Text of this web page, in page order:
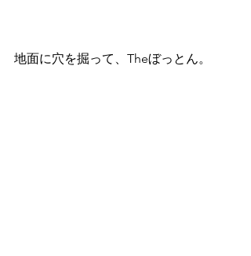
地面に穴を掘って、Theぼっとん。